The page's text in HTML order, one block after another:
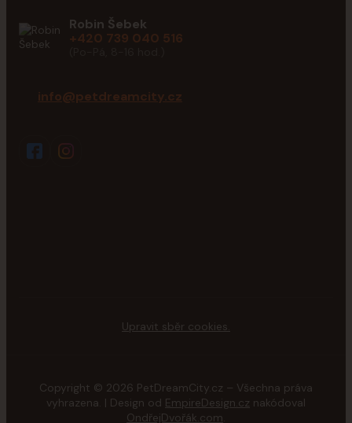
Robin Šebek
+420 739 040 516
info@petdreamcity.cz
Upravit sběr cookies.
Copyright © 2026 PetDreamCity.cz – Všechna práva
vyhrazena. | Design od EmpireDesign.cz nakódoval
OndřejDvořák.com